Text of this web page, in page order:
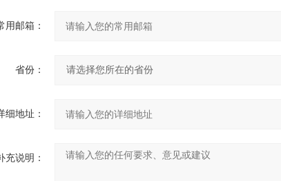
用邮箱：
省份：
细地址：
充说明：